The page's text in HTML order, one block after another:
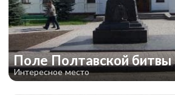
Поле Полтавской битвы
Интересное место